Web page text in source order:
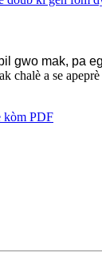
gwo mak, pa
chalè a se
kòm PDF